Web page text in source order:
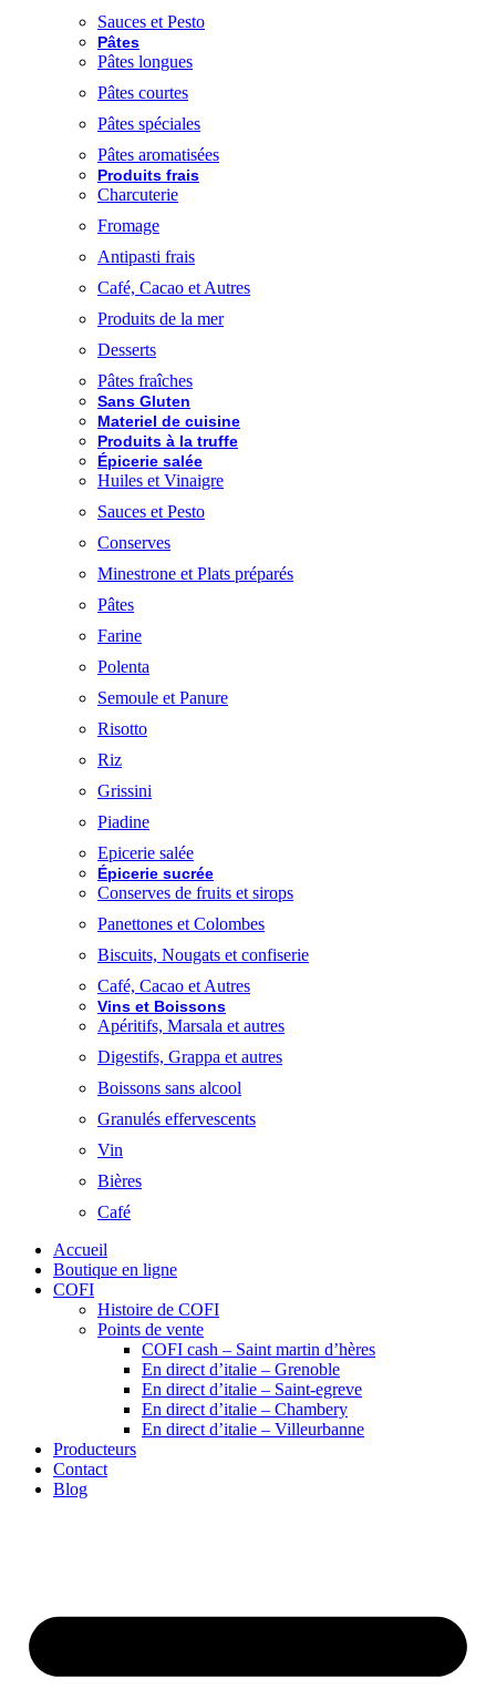
Sauces et Pesto
Pâtes
Pâtes longues
Pâtes courtes
Pâtes spéciales
Pâtes aromatisées
Produits frais
Charcuterie
Fromage
Antipasti frais
Café, Cacao et Autres
Produits de la mer
Desserts
Pâtes fraîches
Sans Gluten
Materiel de cuisine
Produits à la truffe
Épicerie salée
Huiles et Vinaigre
Sauces et Pesto
Conserves
Minestrone et Plats préparés
Pâtes
Farine
Polenta
Semoule et Panure
Risotto
Riz
Grissini
Piadine
Epicerie salée
Épicerie sucrée
Conserves de fruits et sirops
Panettones et Colombes
Biscuits, Nougats et confiserie
Café, Cacao et Autres
Vins et Boissons
Apéritifs, Marsala et autres
Digestifs, Grappa et autres
Boissons sans alcool
Granulés effervescents
Vin
Bières
Café
Accueil
Boutique en ligne
COFI
Histoire de COFI
Points de vente
COFI cash – Saint martin d’hères
En direct d’italie – Grenoble
En direct d’italie – Saint-egreve
En direct d’italie – Chambery
En direct d’italie – Villeurbanne
Producteurs
Contact
Blog